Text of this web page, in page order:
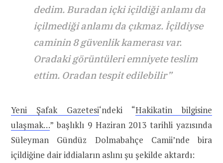
dedim. Buradan içki içildiği anlamı da
içilmediği anlamı da çıkmaz. İçildiyse
caminin 8 güvenlik kamerası var.
Oradaki görüntüleri emniyete teslim
ettim. Oradan tespit edilebilir”
Yeni Şafak Gazetesi‘ndeki “Hakikatin bilgisine
ulaşmak…” başlıklı 9 Haziran 2013 tarihli yazısında
Süleyman Gündüz Dolmabahçe Camii’nde bira
içildiğine dair iddiaların aslını şu şekilde aktardı: